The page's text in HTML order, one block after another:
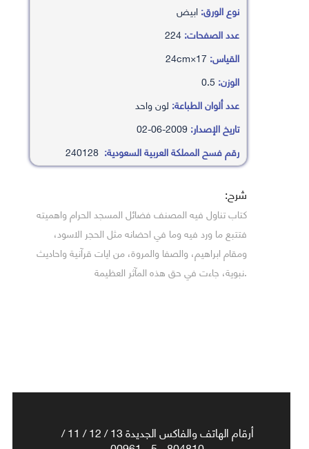
نوع الورق:ابيض
عدد الصفحات:
القياس:
الوزن:
عدد ألوان الطباعة: لون واحد
تاريخ الإصدار:
رقم فسح المملكة العربية السعودية:
شرح:
كتاب تناول فيه المصنف فضائل المسجد الحرام واهميته
فتتبع ما ورد فيه وما في احضانه مثل الحجر الاسود،
ومقام ابراهيم، والصفا والمروة، من ايات قرآنية واحاديث
.نبوية، جاءت في حق هذه المآثر العظيمة
أرقام الهاتف والفاكس الجديدة 13 / 12 / 11 /